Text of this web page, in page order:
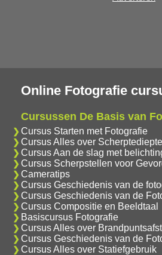
Online Fotografie
Cursussen De Basis van
Cursus Starten met Fotografie
Cursus Alles over Scherptediepte
Cursus Aan de slag met
Cursus Scherpstellen voor
Cameratips
Cursus Geschiedenis van de
Cursus Geschiedenis van de
Cursus Compositie en Beeldtaal
Basiscursus Fotografie
Cursus Alles over
Cursus Geschiedenis van de
Cursus Alles over Statiefgebruik